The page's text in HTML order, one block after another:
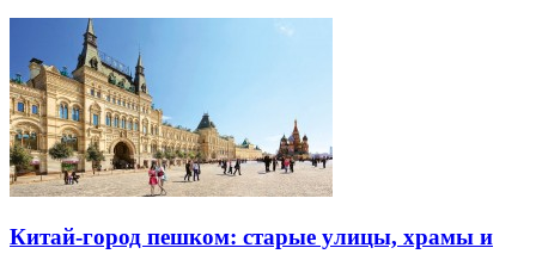
Китай-город пешком: старые улицы, храмы и